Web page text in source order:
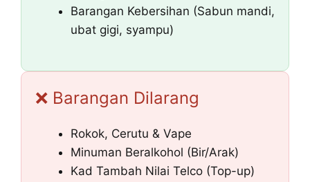
Barangan Kebersihan (Sabun mandi,
ubat gigi, syampu)
❌ Barangan Dilarang
Rokok, Cerutu & Vape
Minuman Beralkohol (Bir/Arak)
Kad Tambah Nilai Telco (Top-up)